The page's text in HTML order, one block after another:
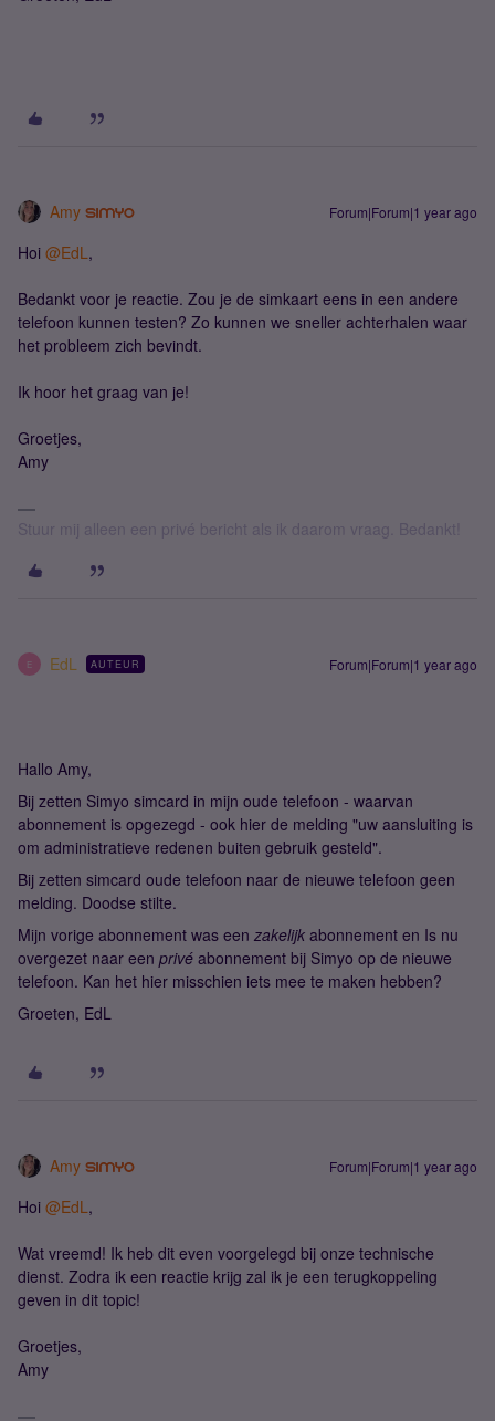
Amy Forum|Forum|1 year ago
Hoi ​ @EdL,
Bedankt voor je reactie. Zou je de simkaart eens in een andere
telefoon kunnen testen? Zo kunnen we sneller achterhalen waar
het probleem zich bevindt.
Ik hoor het graag van je!
Groetjes,
Amy
Stuur mij alleen een privé bericht als ik daarom vraag. Bedankt!
E EdL AUTEUR Forum|Forum|1 year ago
Hallo Amy,
Bij zetten Simyo simcard in mijn oude telefoon - waarvan
abonnement is opgezegd - ook hier de melding "uw aansluiting is
om administratieve redenen buiten gebruik gesteld".
Bij zetten simcard oude telefoon naar de nieuwe telefoon geen
melding. Doodse stilte.
Mijn vorige abonnement was een zakelijk abonnement en Is nu
overgezet naar een privé abonnement bij Simyo op de nieuwe
telefoon. Kan het hier misschien iets mee te maken hebben?
Groeten, EdL
Amy Forum|Forum|1 year ago
Hoi ​ @EdL,
Wat vreemd! Ik heb dit even voorgelegd bij onze technische
dienst. Zodra ik een reactie krijg zal ik je een terugkoppeling
geven in dit topic!
Groetjes,
Amy